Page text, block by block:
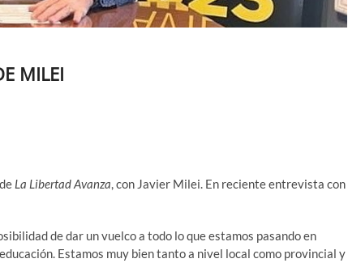
MILEI
La Libertad Avanza, con Javier Milei. En reciente entrevista con
de dar un vuelco a todo lo que estamos pasando en
Estamos muy bien tanto a nivel local como provincial y